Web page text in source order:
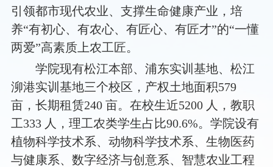
引领都市现代农业、支撑生命健康产业，培
养“有初心、有农心、有匠心、有匠才”的“一懂
两爱”高素质上农工匠。
学院现有松江本部、浦东实训基地、松江
泖港实训基地三个校区，产权土地面积579
亩，长期租赁240 亩。在校生近5200 人，教职
工333 人，理工农类学生占比90.6%。学院设有
植物科学技术系、动物科学技术系、生物医药
与健康系、数字经济与创意系、智慧农业工程